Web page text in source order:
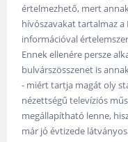
értelmezhető, mert
hívószavakat tartalmaz a
információval
Ennek ellenére persze
bulvárszösszenet is
- miért tartja magát oly
nézettségű televíziós
megállapítható lenne,
már jó évtizede